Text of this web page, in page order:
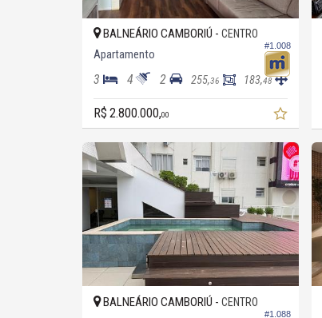
#1.008
BALNEÁRIO CAMBORIÚ - CENTRO
Apartamento
3 4 2 255,36 183,48
R$ 2.800.000,00
#1.088
BALNEÁRIO CAMBORIÚ - CENTRO